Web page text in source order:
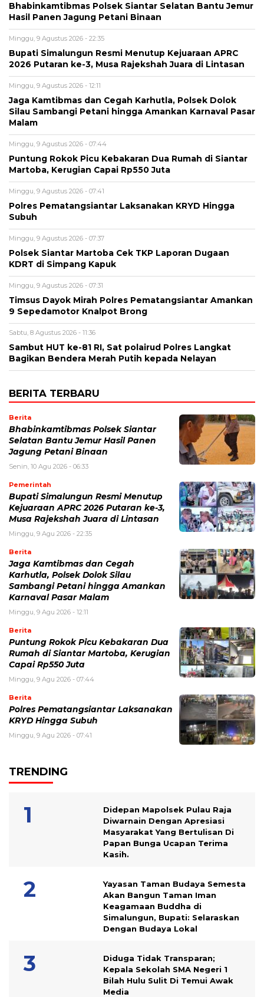
Bhabinkamtibmas Polsek Siantar Selatan Bantu Jemur
Hasil Panen Jagung Petani Binaan
Minggu, 9 Agustus 2026 - 22:35
Bupati Simalungun Resmi Menutup Kejuaraan APRC
2026 Putaran ke-3, Musa Rajekshah Juara di Lintasan
Minggu, 9 Agustus 2026 - 12:11
Jaga Kamtibmas dan Cegah Karhutla, Polsek Dolok
Silau Sambangi Petani hingga Amankan Karnaval Pasar
Malam
Minggu, 9 Agustus 2026 - 07:44
Puntung Rokok Picu Kebakaran Dua Rumah di Siantar
Martoba, Kerugian Capai Rp550 Juta
Minggu, 9 Agustus 2026 - 07:41
Polres Pematangsiantar Laksanakan KRYD Hingga
Subuh
Minggu, 9 Agustus 2026 - 07:37
Polsek Siantar Martoba Cek TKP Laporan Dugaan
KDRT di Simpang Kapuk
Minggu, 9 Agustus 2026 - 07:31
Timsus Dayok Mirah Polres Pematangsiantar Amankan
9 Sepedamotor Knalpot Brong
Sabtu, 8 Agustus 2026 - 11:36
Sambut HUT ke-81 RI, Sat polairud Polres Langkat
Bagikan Bendera Merah Putih kepada Nelayan
BERITA TERBARU
Berita
Bhabinkamtibmas Polsek Siantar
Selatan Bantu Jemur Hasil Panen
Jagung Petani Binaan
Senin, 10 Agu 2026 - 06:33
Pemerintah
Bupati Simalungun Resmi Menutup
Kejuaraan APRC 2026 Putaran ke-3,
Musa Rajekshah Juara di Lintasan
Minggu, 9 Agu 2026 - 22:35
Berita
Jaga Kamtibmas dan Cegah
Karhutla, Polsek Dolok Silau
Sambangi Petani hingga Amankan
Karnaval Pasar Malam
Minggu, 9 Agu 2026 - 12:11
Berita
Puntung Rokok Picu Kebakaran Dua
Rumah di Siantar Martoba, Kerugian
Capai Rp550 Juta
Minggu, 9 Agu 2026 - 07:44
Berita
Polres Pematangsiantar Laksanakan
KRYD Hingga Subuh
Minggu, 9 Agu 2026 - 07:41
TRENDING
Didepan Mapolsek Pulau Raja
Diwarnain Dengan Apresiasi
Masyarakat Yang Bertulisan Di
Papan Bunga Ucapan Terima
Kasih.
Yayasan Taman Budaya Semesta
Akan Bangun Taman Iman
Keagamaan Buddha di
Simalungun, Bupati: Selaraskan
Dengan Budaya Lokal
Diduga Tidak Transparan;
Kepala Sekolah SMA Negeri 1
Bilah Hulu Sulit Di Temui Awak
Media